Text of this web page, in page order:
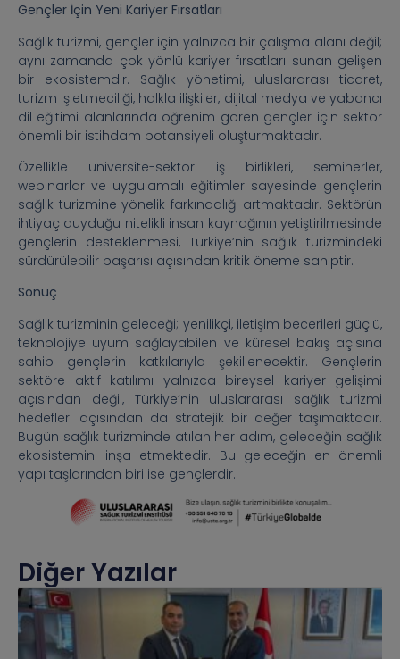
Gençler İçin Yeni Kariyer Fırsatları
Sağlık turizmi, gençler için yalnızca bir çalışma alanı değil;
aynı zamanda çok yönlü kariyer fırsatları sunan gelişen
bir ekosistemdir. Sağlık yönetimi, uluslararası ticaret,
turizm işletmeciliği, halkla ilişkiler, dijital medya ve yabancı
dil eğitimi alanlarında öğrenim gören gençler için sektör
önemli bir istihdam potansiyeli oluşturmaktadır.
Özellikle üniversite-sektör iş birlikleri, seminerler,
webinarlar ve uygulamalı eğitimler sayesinde gençlerin
sağlık turizmine yönelik farkındalığı artmaktadır. Sektörün
ihtiyaç duyduğu nitelikli insan kaynağının yetiştirilmesinde
gençlerin desteklenmesi, Türkiye’nin sağlık turizmindeki
sürdürülebilir başarısı açısından kritik öneme sahiptir.
Sonuç
Sağlık turizminin geleceği; yenilikçi, iletişim becerileri güçlü,
teknolojiye uyum sağlayabilen ve küresel bakış açısına
sahip gençlerin katkılarıyla şekillenecektir. Gençlerin
sektöre aktif katılımı yalnızca bireysel kariyer gelişimi
açısından değil, Türkiye’nin uluslararası sağlık turizmi
hedefleri açısından da stratejik bir değer taşımaktadır.
Bugün sağlık turizminde atılan her adım, geleceğin sağlık
ekosistemini inşa etmektedir. Bu geleceğin en önemli
yapı taşlarından biri ise gençlerdir.
Diğer Yazılar